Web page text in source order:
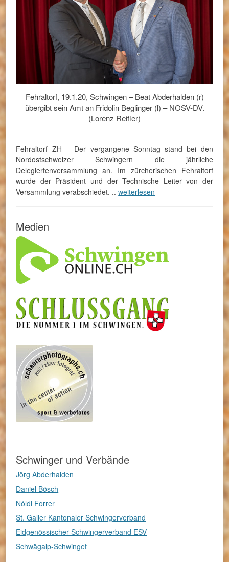
Fehraltorf, 19.1.20, Schwingen – Beat Abderhalden (r)
übergibt sein Amt an Fridolin Beglinger (l) – NOSV-DV.
(Lorenz Reifler)
Fehraltorf ZH – Der vergangene Sonntag stand bei den
Nordostschweizer Schwingern die jährliche
Delegiertenversammlung an. Im zürcherischen Fehraltorf
wurde der Präsident und der Technische Leiter von der
Versammlung verabschiedet. ..weiterlesen
Medien
Schwinger und Verbände
Jörg Abderhalden
Daniel Bösch
Nöldi Forrer
St. Galler Kantonaler Schwingerverband
Eidgenössischer Schwingerverband ESV
Schwägalp-Schwinget